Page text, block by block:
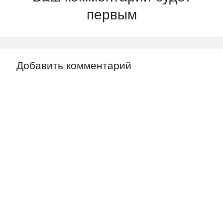
первым
Добавить комментарий